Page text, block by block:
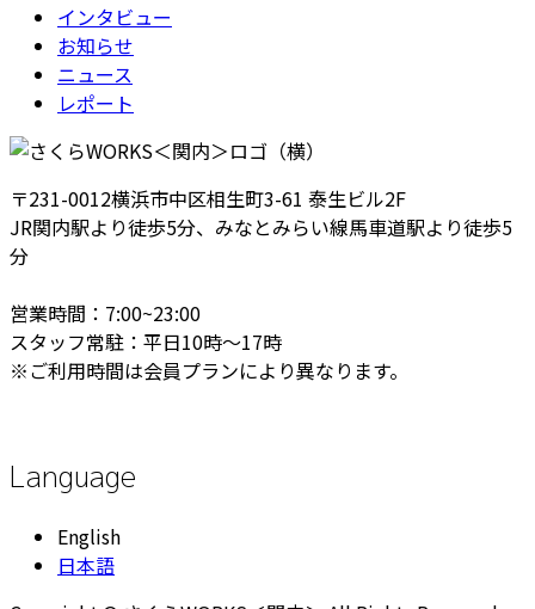
インタビュー
お知らせ
ニュース
レポート
〒231-0012横浜市中区相生町3-61 泰生ビル2F
JR関内駅より徒歩5分、みなとみらい線馬車道駅より徒歩5
分
営業時間：7:00~23:00
スタッフ常駐：平日10時～17時
※ご利用時間は会員プランにより異なります。
Language
English
日本語